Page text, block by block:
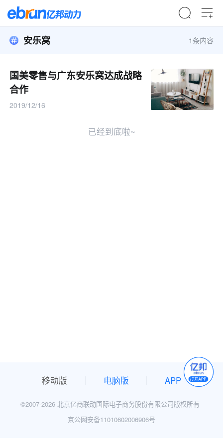
安乐窝 1条内容
国美零售与广东安乐窝达成战略
合作
2019/12/16
已经到底啦~
移动版 电脑版 APP
©2007-2026 北京亿商联动国际电子商务股份有限公司版权所有
京公网安备11010602006906号